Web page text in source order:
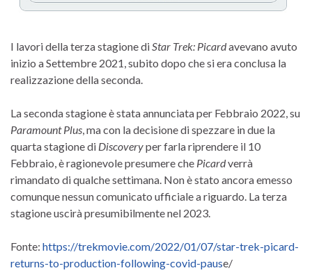
I lavori della terza stagione diStar Trek: Picardavevano avuto
inizio a Settembre 2021, subito dopo che si era conclusa la
realizzazione della seconda.
La seconda stagione è stata annunciata per Febbraio 2022, su
Paramount Plus, ma con la decisione di spezzare in due la
quarta stagione di Discoveryper farla riprendere il 10
Febbraio, è ragionevole presumere che Picardverrà
rimandato di qualche settimana. Non è stato ancora emesso
comunque nessun comunicato ufficiale a riguardo. La terza
stagione uscirà presumibilmente nel 2023.
Fonte: https://trekmovie.com/2022/01/07/star-trek-picard-
returns-to-production-following-covid-pause/